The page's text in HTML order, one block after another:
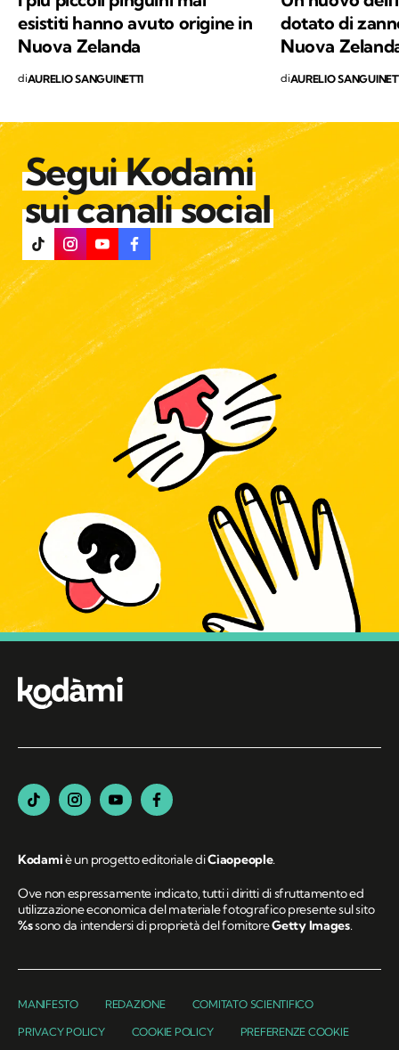
giorno: la conservazione della natura e la
salvaguardia del nostro Pianeta e di chiunque
esistiti hanno avuto origine in
Nuova Zelanda
diAURELIO SANGUINETTI
dotato di
Nuova
diAURELIO
Segui Kodami
sui canali social
Kodamiè un progetto editoriale diCiaopeople.
Ove non espressamente indicato, tutti i diritti di sfruttamento ed
utilizzazione economica del materiale fotografico presente sul sito
%ssono da intendersi di proprietà del fornitoreGetty Images.
MANIFESTO REDAZIONE COMITATO SCIENTIFICO
PRIVACY POLICY COOKIE POLICY PREFERENZE COOKIE